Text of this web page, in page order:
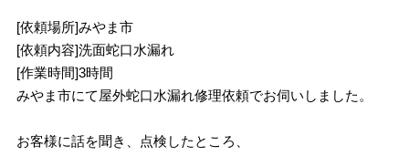
[依頼場所]みやま市
[依頼内容]洗面蛇口水漏れ
[作業時間]3時間
みやま市にて屋外蛇口水漏れ修理依頼でお伺いしました。
お客様に話を聞き、点検したところ、